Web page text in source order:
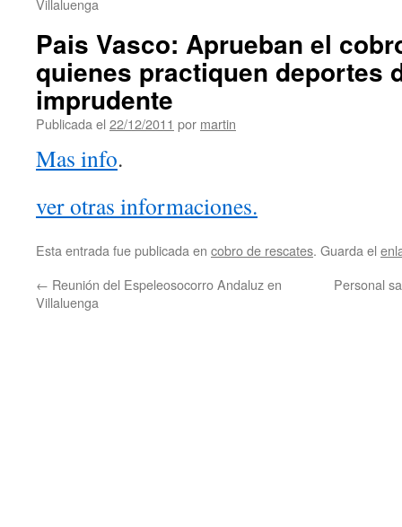
Villaluenga
Pais Vasco: Aprueban el
quienes practiquen deportes
imprudente
Publicada el 22/12/2011 por martin
Mas info.
ver otras informaciones.
Esta entrada fue publicada en cobro de rescates. Guarda el
← Reunión del Espeleosocorro Andaluz en
Villaluenga
Personal